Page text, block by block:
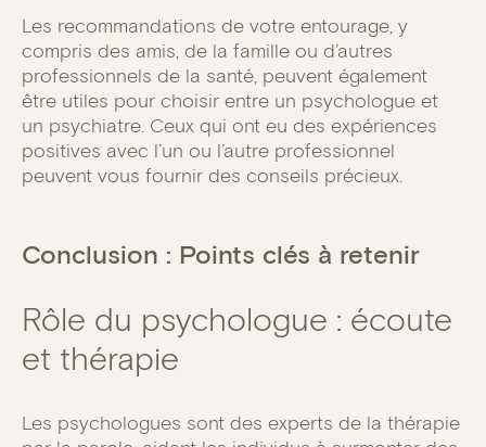
Les recommandations de votre entourage, y
compris des amis, de la famille ou d’autres
professionnels de la santé, peuvent également
être utiles pour choisir entre un psychologue et
un psychiatre. Ceux qui ont eu des expériences
positives avec l’un ou l’autre professionnel
peuvent vous fournir des conseils précieux.
Conclusion : Points clés à retenir
Rôle du psychologue : écoute
et thérapie
Les psychologues sont des experts de la thérapie